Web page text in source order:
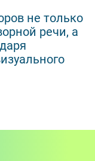
не только
речи, а